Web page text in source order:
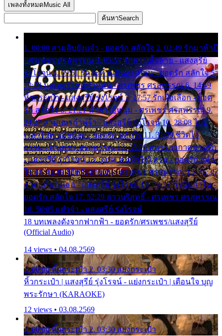
เพลงทั้งหมด Music All
ค้นหาSearch
1. 00:00 สามสิบยังแจ๋ว - ยอดรัก สลักใจ 2. 02:49 รักมาห้าปี
- ศรเพชร ศรสุพรรณ 3. 05:57 รักสาวเสื้อลาย - แสงสุรีย์
รุ่งโรจน์ 4. 09:51 รักสะท้านดินสะเทือน - ยอดรัก สลักใจ 5.
12:23 มอเตอร์ไซค์ทำหล่น - ศรเพชร ศรสุพรรณ 6. 14:49
หิ้วกระเป๋า - แสงสุรีย์ รุ่งโรจน์ 7. 17:57 รักเผื่อเลือก - ยอด
รัก สลักใจ 8. 21:21 น้ำตาไอ้หนุ่ม - ศรเพชร ศรสุพรรณ 9.
24:27 สามเณรกำพร้า - แสงสุรีย์ รุ่งโรจน์ 10. 28:08 ไม่มี
เวลาไปหาเมียน้อย - ยอดรัก สลักใจ 11. 31:29 ชีวิตไอ้
ธรรม - ศรเพชร ศรสุพรรณ 12. 35:26 ทหารอากาศขาดรัก
- แสงสุรีย์ รุ่งโรจน์ 13. 39:01 คนหัวใจโทรม - ยอดรัก สลัก
ใจ 14. 42:49 ไอ้หวังตายแน่ - ศรเพชร ศรสุพรรณ 15. 46:35
ธาตุแท้ของเธอ - แสงสุรีย์ รุ่งโรจน์ 16. 49:57 กำนันกำใน -
ยอดรัก สลักใจ 17. 52:29 สาวบริสุทธิ์ - ศรเพชร ศรสุพรรณ
18. 56:05 แต๋วจ๋า - แสงสุรีย์ รุ่งโรจน์
18 บทเพลงดังจากฟากฟ้า - ยอดรัก/ศรเพชร/แสงสุรีย์
(Official Audio)
14 views • 04.08.2569
1. 00:00 หิ้วกระเป๋า 2. 03:30 แย่งกระเป๋า
หิ้วกระเป๋า | แสงสุรีย์ รุ่งโรจน์ - แย่งกระเป๋า | เตือนใจ บุญ
พระรักษา (KARAOKE)
12 views • 03.08.2569
1. 00:00 หิ้วกระเป๋า 2. 03:30 แย่งกระเป๋า